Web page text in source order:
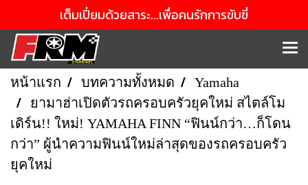
เต็มเปี่ยมด้วยสาระ...เพื่อคนรักการขับขี่
หน้าแรก บทความทั้งหมด
Yamaha
ยามาฮ่าเปิดตัวรถครอบครัวยุคใหม่ สไตล์โม
เดิร์น!! ใหม่! YAMAHA FINN “ฟินน์กว่า…ก็โดน
กว่า” ผู้นำความฟินน์ใหม่ล่าสุดของรถครอบครัว
ยุคใหม่